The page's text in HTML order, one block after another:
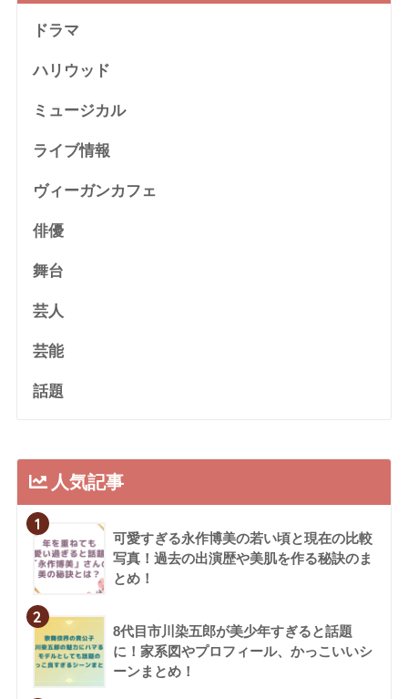
ドラマ
ハリウッド
ミュージカル
ライブ情報
ヴィーガンカフェ
俳優
舞台
芸人
芸能
話題
人気記事
1
可愛すぎる永作博美の若い頃と現在の比較
写真！過去の出演歴や美肌を作る秘訣のま
とめ！
2
8代目市川染五郎が美少年すぎると話題
に！家系図やプロフィール、かっこいいシ
ーンまとめ！